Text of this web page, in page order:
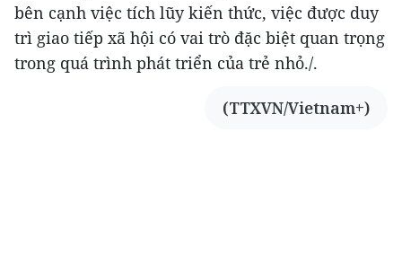
bên cạnh việc tích lũy kiến thức, việc được duy
trì giao tiếp xã hội có vai trò đặc biệt quan trọng
trong quá trình phát triển của trẻ nhỏ./.
(TTXVN/Vietnam+)